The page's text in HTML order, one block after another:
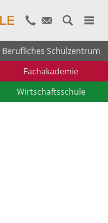
Berufliches Schulzentrum
Fachakademie
Wirtschaftsschule